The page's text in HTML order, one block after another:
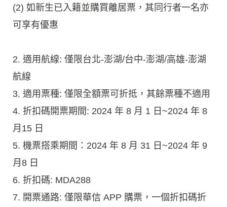
(2) 如新生已入籍並購買離居票，其同行者一名亦
可享有優惠
2. 適用航線: 僅限台北-澎湖/台中-澎湖/高雄-澎湖
航線
3. 適用票種: 僅限全額票可折抵，其餘票種不適用
4. 折扣碼開票期間: 2024 年 8 月 1 日~2024 年 8
月15 日
5. 機票搭乘期間：2024 年 8 月 31 日~2024 年 9
月8 日
6. 折扣碼: MDA288
7. 開票通路: 僅限華信 APP 購票，一個折扣碼折